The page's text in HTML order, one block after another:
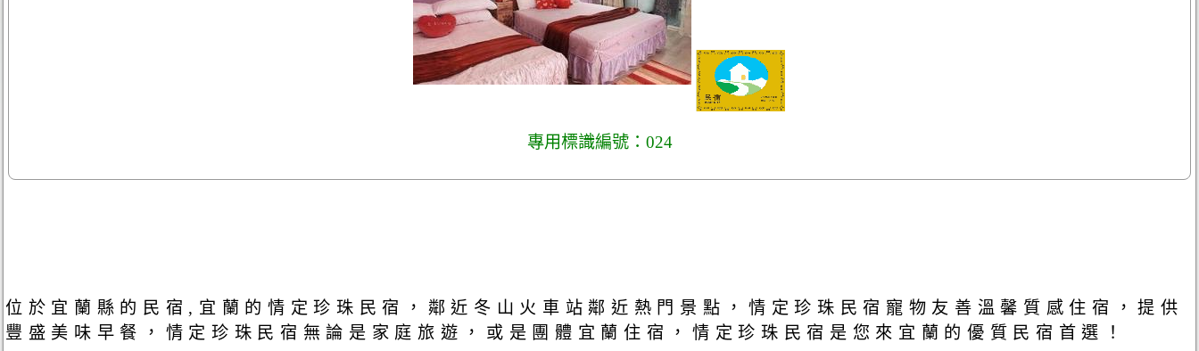
專用標識編號：024
位於宜蘭縣的民宿,宜蘭的情定珍珠民宿，鄰近冬山火車站鄰近熱門景點，情定珍珠民宿寵物友善溫馨質感住宿，提供
豐盛美味早餐，情定珍珠民宿無論是家庭旅遊，或是團體宜蘭住宿，情定珍珠民宿是您來宜蘭的優質民宿首選！